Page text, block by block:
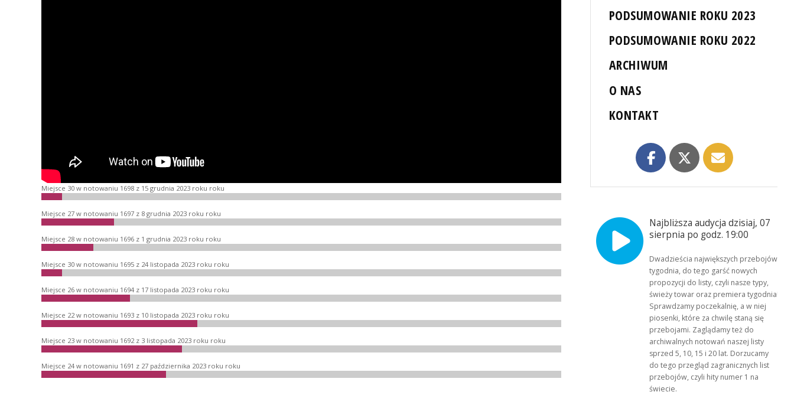
Miejsce 30 w notowaniu 1698 z 15 grudnia 2023 roku roku
Miejsce 27 w notowaniu 1697 z 8 grudnia 2023 roku roku
Miejsce 28 w notowaniu 1696 z 1 grudnia 2023 roku roku
Miejsce 30 w notowaniu 1695 z 24 listopada 2023 roku roku
Miejsce 26 w notowaniu 1694 z 17 listopada 2023 roku roku
Miejsce 22 w notowaniu 1693 z 10 listopada 2023 roku roku
Miejsce 23 w notowaniu 1692 z 3 listopada 2023 roku roku
Miejsce 24 w notowaniu 1691 z 27 października 2023 roku roku
PODSUMOWANIE ROKU 2023
PODSUMOWANIE ROKU 2022
ARCHIWUM
O NAS
KONTAKT
Najbliższa audycja dzisiaj, 07
sierpnia po godz. 19:00
Dwadzieścia największych przebojów
tygodnia, do tego garść nowych
propozycji do listy, czyli nasze typy,
świeży towar oraz premiera tygodnia!
Sprawdzamy poczekalnię, a w niej
piosenki, które za chwilę staną się
przebojami. Zaglądamy też do
archiwalnych notowań naszej listy
sprzed 5, 10, 15 i 20 lat. Dorzucamy
do tego przegląd zagranicznych list
przebojów, czyli hity numer 1 na
świecie.